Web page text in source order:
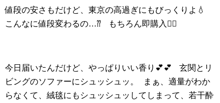
値段の安さもだけど、東京の高過ぎにもびっくりよ💧
こんなに値段変わるの…⁇ もちろん即購入✌🏻
今日届いたんだけど、やっぱりいい香り💕💕 玄関とリ
ビングのソファーにシュッシュッ。 まぁ、適量がわか
らなくて、絨毯にもシュッシュッしてしまって、若干酔